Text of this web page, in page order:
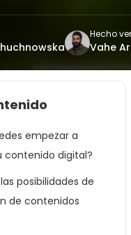
Hecho
Vahe
empezar a
contenido digital?
posibilidades de
de contenidos